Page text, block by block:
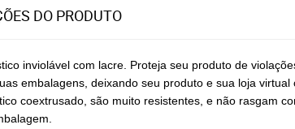
DO PRODUTO
inviolável com lacre. Proteja seu produto de
embalagens, deixando seu produto e sua loja virtual
coextrusado, são muito resistentes, e não rasgam